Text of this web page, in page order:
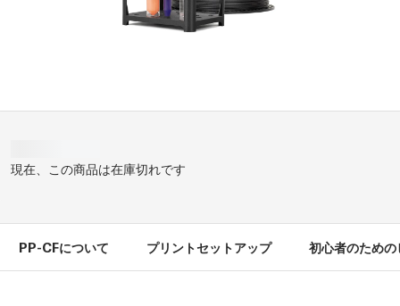
現在、この商品は在庫切れです
PP-CFについて プリントセットアップ 初心者のため